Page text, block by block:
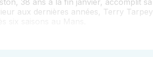
aux dernières années, Terry Tarpey